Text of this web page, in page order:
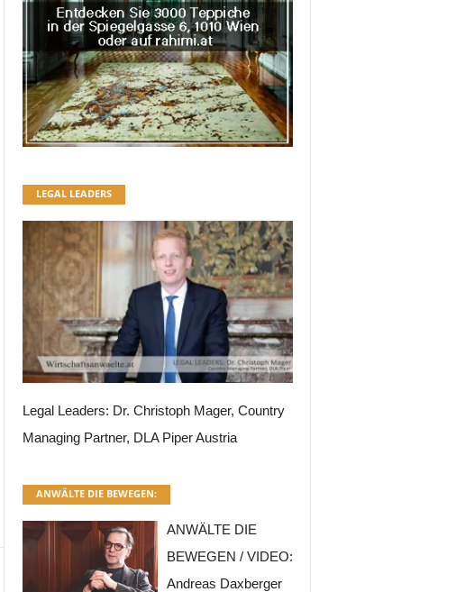
LEGAL LEADERS
Legal Leaders: Dr. Christoph Mager, Country
Managing Partner, DLA Piper Austria
ANWÄLTE DIE BEWEGEN:
ANWÄLTE DIE
BEWEGEN / VIDEO:
Andreas Daxberger